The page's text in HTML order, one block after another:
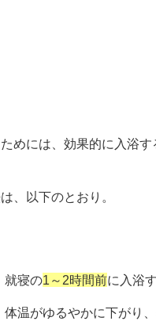
めには、効果的に入浴す
、以下のとおり。
就寝の1～2時間前に入浴
体温がゆるやかに下がり